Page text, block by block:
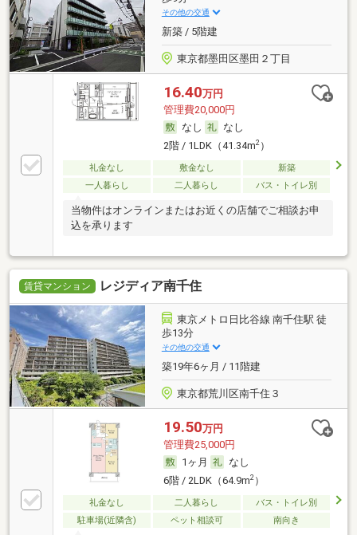
その他の交通
新築 / 5階建
東京都墨田区墨田２丁目
16.40万円
管理費20,000円
なし
なし
2階 / 1LDK（41.34m2）
礼金なし 敷金なし
新築
一人暮らし
二人暮らし バス・トイレ別
当物件はオンラインまたはお近くの店舗でご相談お申
込を承ります
賃貸マンション レジディア南千住
東京メトロ日比谷線 南千住駅 徒
歩13分
その他の交通
築19年6ヶ月 / 11階建
東京都荒川区南千住３
19.50万円
管理費25,000円
1ヶ月
なし
6階 / 2LDK（64.9m2）
礼金なし 二人暮らし
バス・トイレ別
駐車場(近隣含)
ペット相談可 南向き